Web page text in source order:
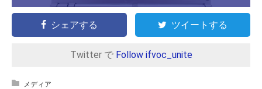
シェアする ツイートする
Twitter で Follow ifvoc_unite
メディア